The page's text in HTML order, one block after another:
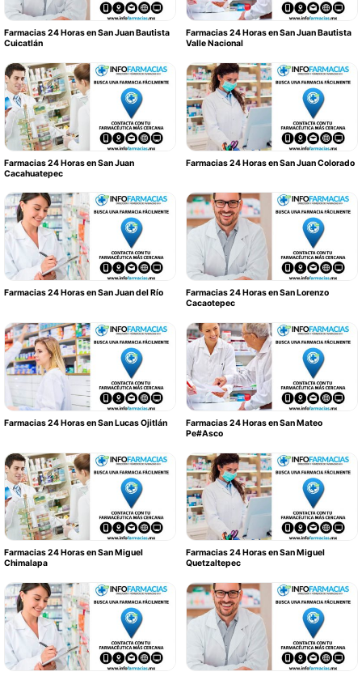
Farmacias 24 Horas en San Juan Bautista
Cuicatlán
Farmacias 24 Horas en San Juan Bautista
Valle Nacional
Farmacias 24 Horas en San Juan
Cacahuatepec
Farmacias 24 Horas en San Juan Colorado
Farmacias 24 Horas en San Juan del Río
Farmacias 24 Horas en San Lorenzo
Cacaotepec
Farmacias 24 Horas en San Lucas Ojitlán
Farmacias 24 Horas en San Mateo
Pe#Asco
Farmacias 24 Horas en San Miguel
Chimalapa
Farmacias 24 Horas en San Miguel
Quetzaltepec